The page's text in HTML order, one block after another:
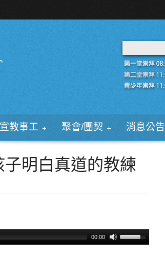
宣教事工 聚會/團契 消息公告
明白真道的教練
00:00